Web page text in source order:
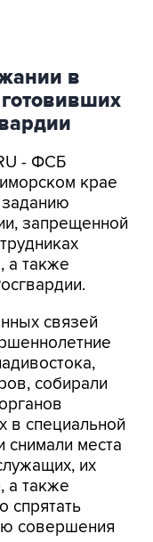
в
- ФСБ
запрещенной
а также
связей
собирали
специальной
места
их
а также
спрятать
совершения
акта на